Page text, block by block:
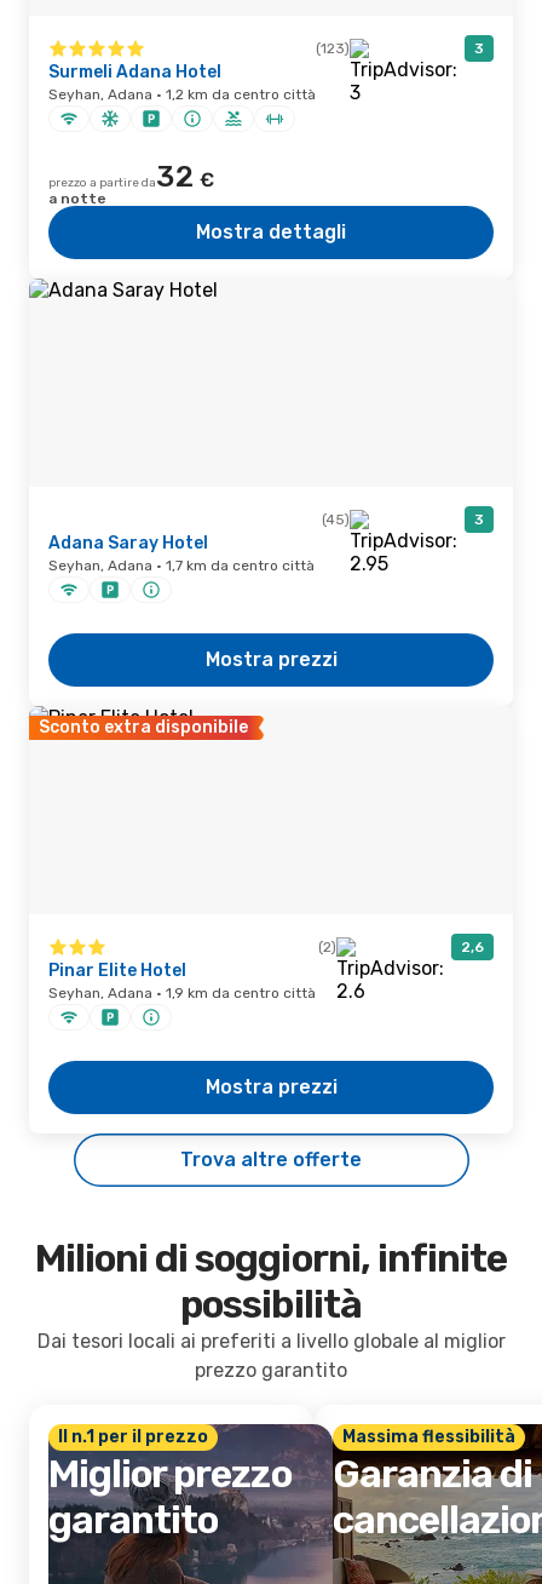
(123) 3
Surmeli Adana Hotel
Seyhan, Adana · 1,2 km da centro città
prezzo a partire da32 €
a notte
Mostra dettagli
(45) 3
Adana Saray Hotel
Seyhan, Adana · 1,7 km da centro città
Mostra prezzi
Sconto extra disponibile
(2) 2,6
Pinar Elite Hotel
Seyhan, Adana · 1,9 km da centro città
Mostra prezzi
Trova altre offerte
Milioni di soggiorni, infinite
possibilità
Dai tesori locali ai preferiti a livello globale al miglior
prezzo garantito
Il n.1 per il prezzo
Miglior prezzo
garantito
Massima flessibilità
Garanzia di